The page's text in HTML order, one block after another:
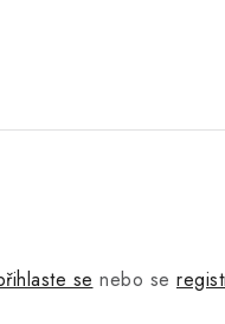
se nebo se